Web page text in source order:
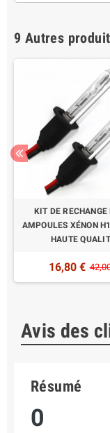
9 Autres
KIT DE RECHANGE
AMPOULES XÉNON
HAUTE
16,80 €
Avis des
Résumé
0